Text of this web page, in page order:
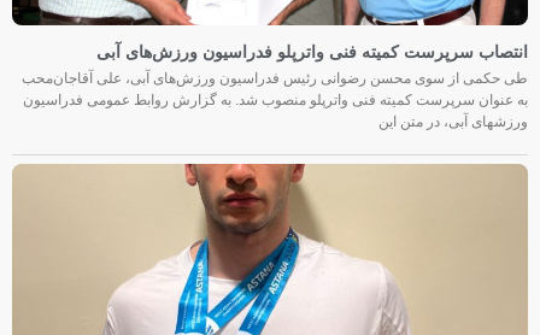
انتصاب سرپرست کمیته فنی واترپلو فدراسیون ورزش‌های آبی
طی حکمی از سوی محسن رضوانی رئیس فدراسیون ورزش‌های آبی، علی آقاجان‌محب
به عنوان سرپرست کمیته فنی واترپلو منصوب شد. به گزارش روابط عمومی فدراسیون
ورزشهای آبی، در متن این